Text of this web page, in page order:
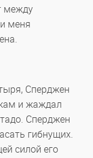
между
меня
Сперджен
и жаждал
Сперджен
гибнущих.
силой его